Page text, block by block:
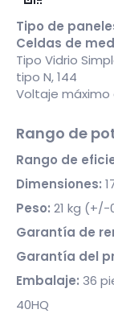
Tipo de
Celdas de
Tipo Vidrio
tipo N, 144
Voltaje máximo
Rango de
Rango de
Dimensiones:
Peso: 21 kg (+/-
Garantía de
Garantía del
Embalaje: 36
40HQ